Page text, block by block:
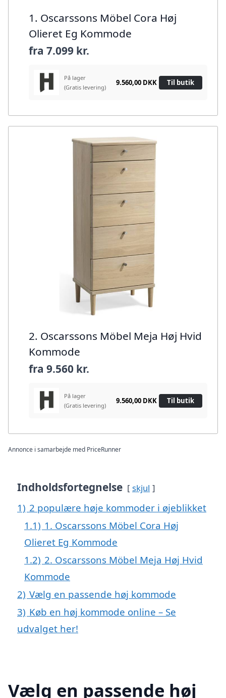
1. Oscarssons Möbel Cora Høj
Olieret Eg Kommode
fra 7.099 kr.
På lager
(Gratis levering)
9.560,00 DKK Til butik
2. Oscarssons Möbel Meja Høj Hvid
Kommode
fra 9.560 kr.
På lager
(Gratis levering)
9.560,00 DKK Til butik
Annonce i samarbejde med PriceRunner
Indholdsfortegnelse skjul
1) 2 populære høje kommoder i øjeblikket
1.1) 1. Oscarssons Möbel Cora Høj
Olieret Eg Kommode
1.2) 2. Oscarssons Möbel Meja Høj Hvid
Kommode
2) Vælg en passende høj kommode
3) Køb en høj kommode online – Se
udvalget her!
Vælg en passende høj